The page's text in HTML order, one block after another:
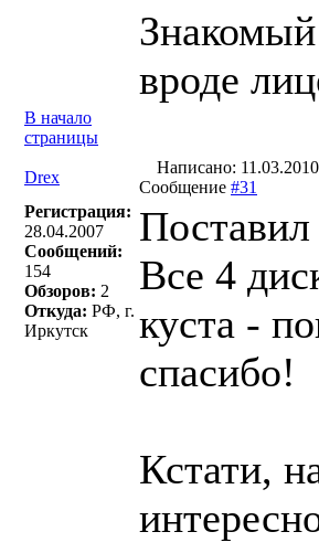
вроде
В начало
страницы
Drex
Написано:
Сообщение #31
Регистрация:
28.04.2007
Сообщений:
154
Обзоров: 2
Откуда: РФ, г.
Иркутск
Все 4
куста -
спасибо!
Кстати,